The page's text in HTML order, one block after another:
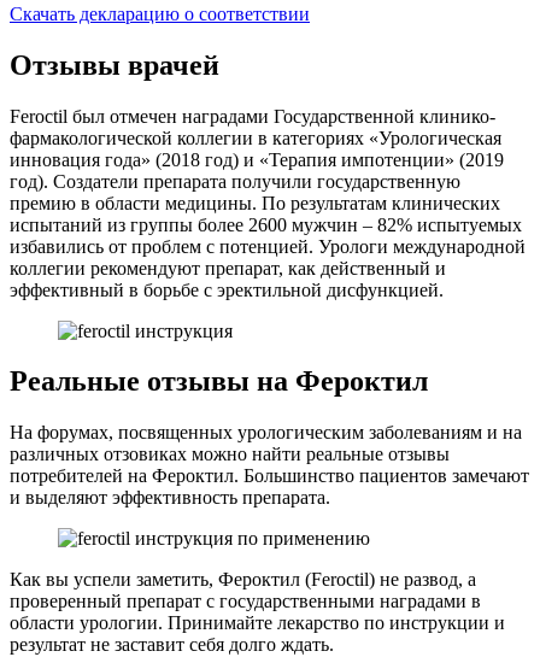
Скачать декларацию о соответствии
Отзывы врачей
Feroctil был отмечен наградами Государственной клинико-
фармакологической коллегии в категориях «Урологическая
инновация года» (2018 год) и «Терапия импотенции» (2019
год). Создатели препарата получили государственную
премию в области медицины. По результатам клинических
испытаний из группы более 2600 мужчин – 82% испытуемых
избавились от проблем с потенцией. Урологи международной
коллегии рекомендуют препарат, как действенный и
эффективный в борьбе с эректильной дисфункцией.
Реальные отзывы на Фероктил
На форумах, посвященных урологическим заболеваниям и на
различных отзовиках можно найти реальные отзывы
потребителей на Фероктил. Большинство пациентов замечают
и выделяют эффективность препарата.
Как вы успели заметить, Фероктил (Feroctil) не развод, а
проверенный препарат с государственными наградами в
области урологии. Принимайте лекарство по инструкции и
результат не заставит себя долго ждать.